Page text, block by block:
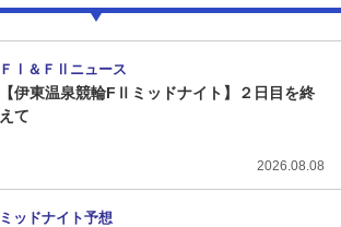
ＦⅠ＆ＦⅡニュース
【伊東温泉競輪FⅡミッドナイト】２日目を終
えて
2026.08.08
ミッドナイト予想